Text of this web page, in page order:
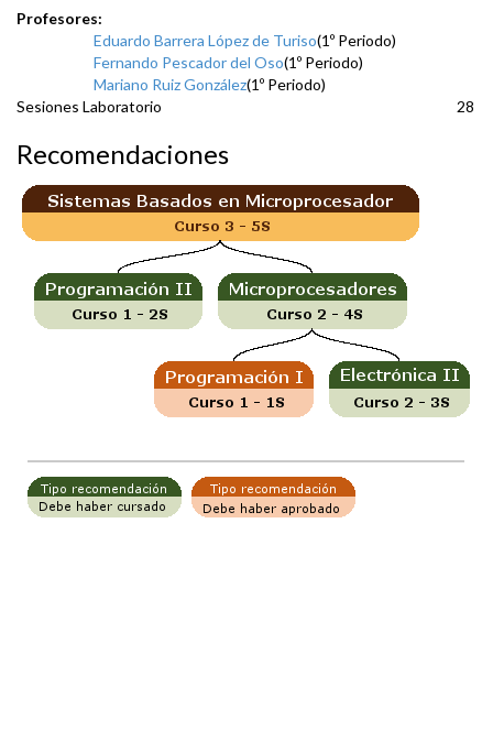
Profesores:
Eduardo Barrera López de Turiso(1º Periodo)
Fernando Pescador del Oso(1º Periodo)
Mariano Ruiz González(1º Periodo)
Sesiones Laboratorio
28
Recomendaciones